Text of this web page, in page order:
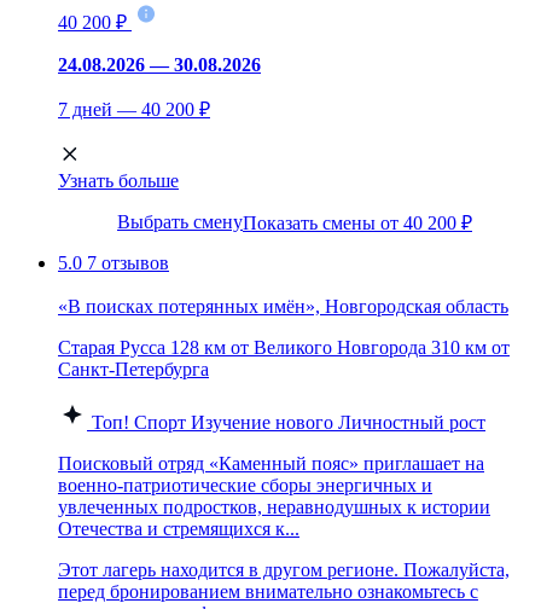
40 200 ₽
24.08.2026 — 30.08.2026
7 дней — 40 200 ₽
Узнать больше
Выбрать сменуПоказать смены от 40 200 ₽
5.0 7 отзывов
«В поисках потерянных имён», Новгородская область
Старая Русса 128 км от Великого Новгорода 310 км от
Санкт-Петербурга
Топ! Спорт Изучение нового Личностный рост
Поисковый отряд «Каменный пояс» приглашает на
военно-патриотические сборы энергичных и
увлеченных подростков, неравнодушных к истории
Отечества и стремящихся к...
Этот лагерь находится в другом регионе. Пожалуйста,
перед бронированием внимательно ознакомьтесь с